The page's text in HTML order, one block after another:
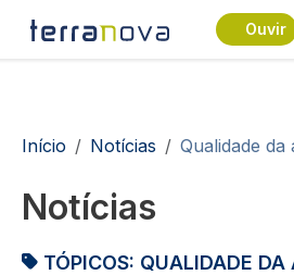
Passar para o conteúdo principal
Ouvir
Navegação
Início Notícias Qualidade da
Notícias
TÓPICOS: QUALIDADE DA